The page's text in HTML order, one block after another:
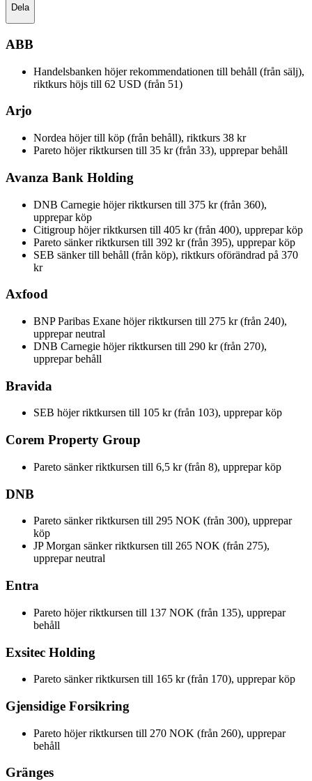
Dela
ABB
Handelsbanken höjer rekommendationen till behåll (från sälj),
riktkurs höjs till 62 USD (från 51)
Arjo
Nordea höjer till köp (från behåll), riktkurs 38 kr
Pareto höjer riktkursen till 35 kr (från 33), upprepar behåll
Avanza Bank Holding
DNB Carnegie höjer riktkursen till 375 kr (från 360),
upprepar köp
Citigroup höjer riktkursen till 405 kr (från 400), upprepar köp
Pareto sänker riktkursen till 392 kr (från 395), upprepar köp
SEB sänker till behåll (från köp), riktkurs oförändrad på 370
kr
Axfood
BNP Paribas Exane höjer riktkursen till 275 kr (från 240),
upprepar neutral
DNB Carnegie höjer riktkursen till 290 kr (från 270),
upprepar behåll
Bravida
SEB höjer riktkursen till 105 kr (från 103), upprepar köp
Corem Property Group
Pareto sänker riktkursen till 6,5 kr (från 8), upprepar köp
DNB
Pareto sänker riktkursen till 295 NOK (från 300), upprepar
köp
JP Morgan sänker riktkursen till 265 NOK (från 275),
upprepar neutral
Entra
Pareto höjer riktkursen till 137 NOK (från 135), upprepar
behåll
Exsitec Holding
Pareto sänker riktkursen till 165 kr (från 170), upprepar köp
Gjensidige Forsikring
Pareto höjer riktkursen till 270 NOK (från 260), upprepar
behåll
Gränges